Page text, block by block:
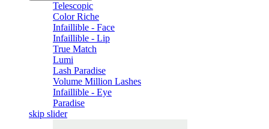
Telescopic
Color Riche
Infaillible - Face
Infaillible - Lip
True Match
Lumi
Lash Paradise
Volume Million Lashes
Infaillible - Eye
Paradise
skip slider